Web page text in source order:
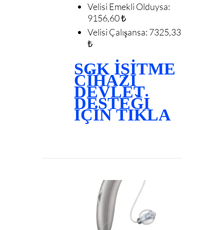
Velisi Emekli Olduysa:
9156,60 ₺
Velisi Çalışansa: 7325,33
₺
SGK İŞİTME
CİHAZI
DEVLET
DESTEĞİ
İÇİN TIKLA